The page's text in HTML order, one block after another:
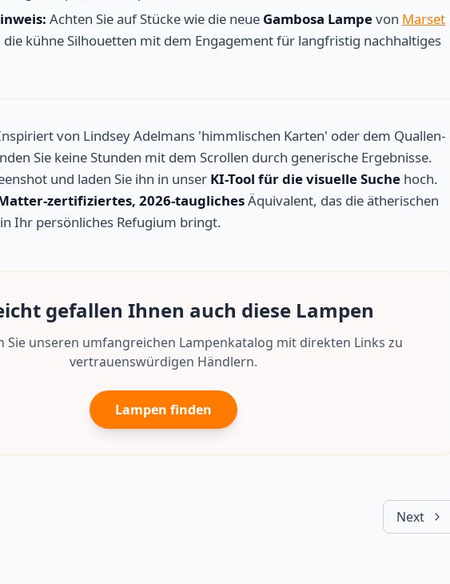
Achten Sie auf Stücke wie die neue Gambosa Lampevon Marset
die kühne Silhouetten mit dem Engagement für langfristig nachhaltiges
von Lindsey Adelmans 'himmlischen Karten' oder dem Quallen-
Sie keine Stunden mit dem Scrollen durch generische Ergebnisse.
und laden Sie ihn in unser KI-Tool für die visuelle Suche hoch.
zertifiziertes, 2026-tauglichesÄquivalent, das die ätherischen
Ihr persönliches Refugium bringt.
gefallen Ihnen auch diese Lampen
Sie unseren umfangreichen Lampenkatalog mit direkten Links zu
vertrauenswürdigen Händlern.
Lampen finden
Next